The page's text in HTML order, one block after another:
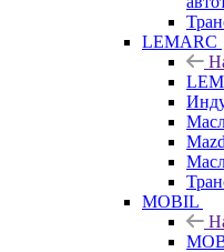
LEMARC
MOBIL